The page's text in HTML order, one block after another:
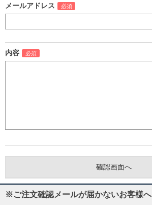
メールアドレス
内容
※ご注文確認メールが届かないお客様へ